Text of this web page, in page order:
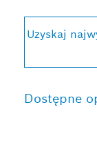
Uzyskaj
Dostępne